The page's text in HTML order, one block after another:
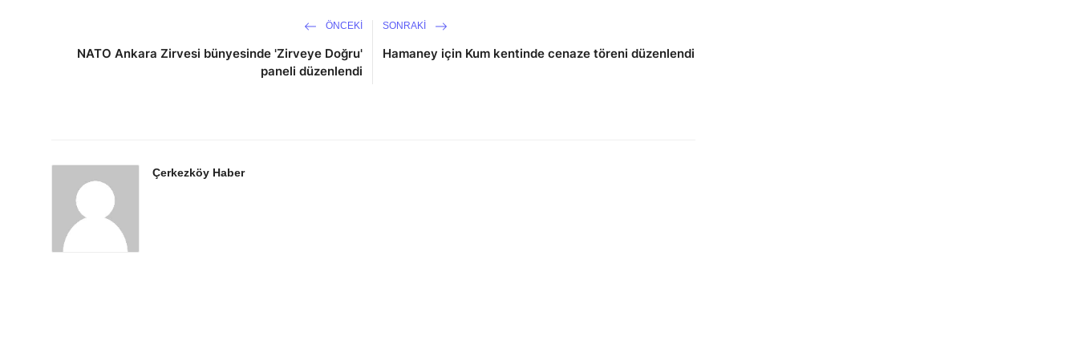
ÖNCEKI
NATO Ankara Zirvesi bünyesinde 'Zirveye Doğru'
paneli düzenlendi
SONRAKI
Hamaney için Kum kentinde cenaze töreni düzenlendi
Çerkezköy Haber